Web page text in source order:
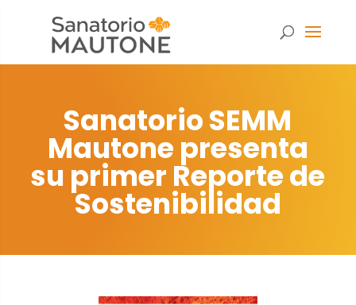
Sanatorio SEMM
Mautone presenta
su primer Reporte de
Sostenibilidad